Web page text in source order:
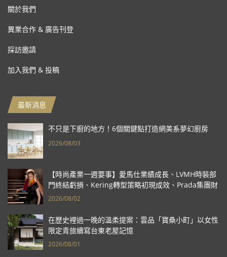
關於我們
異業合作 & 廣告刊登
採訪邀請
加入我們 & 投稿
最新消息
不只是下廚的地方！6個關鍵點打造網美系夢幻廚房
2026/08/03
【時尚產業一週要事】愛馬仕業績成長、LVMH時裝部
門終結虧損、Kering轉型策略初現成效、Prada集團財
報亮眼
2026/08/02
在歷史裡過一晚的溫柔提案：雲品「寶桑小町」以女性
限定青旅續寫台東老屋記憶
2026/08/01